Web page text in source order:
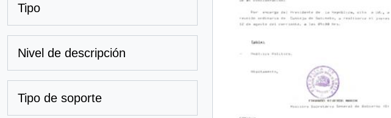
Tipo
Nivel de descripción
Tipo de soporte